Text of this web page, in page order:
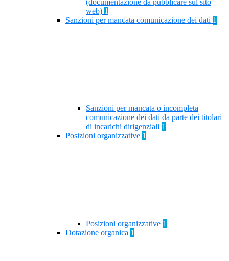
(documentazione da pubblicare sul sito
web) 1
Sanzioni per mancata comunicazione dei dati 1
Sanzioni per mancata o incompleta
comunicazione dei dati da parte dei titolari
di incarichi dirigenziali 1
Posizioni organizzative 1
Posizioni organizzative 1
Dotazione organica 1